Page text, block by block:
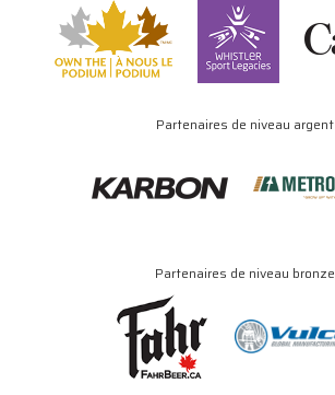
Partenaires de niveau argent
Partenaires de niveau bronze